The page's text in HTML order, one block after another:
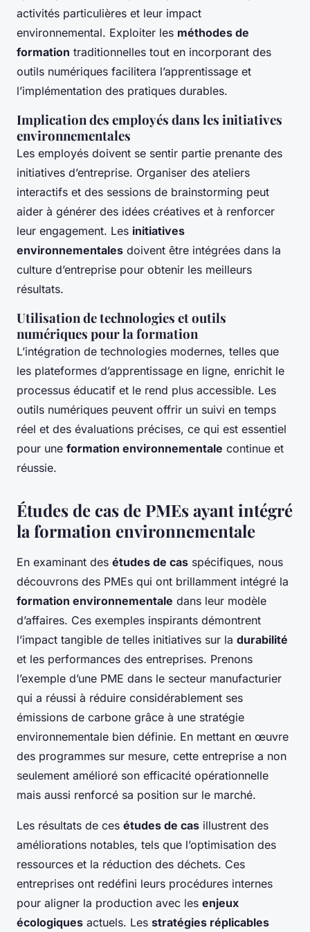
activités particulières et leur impact
environnemental. Exploiter les méthodes de
formation traditionnelles tout en incorporant des
outils numériques facilitera l’apprentissage et
l’implémentation des pratiques durables.
Implication des employés dans les initiatives
environnementales
Les employés doivent se sentir partie prenante des
initiatives d’entreprise. Organiser des ateliers
interactifs et des sessions de brainstorming peut
aider à générer des idées créatives et à renforcer
leur engagement. Les initiatives
environnementales doivent être intégrées dans la
culture d’entreprise pour obtenir les meilleurs
résultats.
Utilisation de technologies et outils
numériques pour la formation
L’intégration de technologies modernes, telles que
les plateformes d’apprentissage en ligne, enrichit le
processus éducatif et le rend plus accessible. Les
outils numériques peuvent offrir un suivi en temps
réel et des évaluations précises, ce qui est essentiel
pour une formation environnementale continue et
réussie.
Études de cas de PMEs ayant intégré
la formation environnementale
En examinant des études de cas spécifiques, nous
découvrons des PMEs qui ont brillamment intégré la
formation environnementale dans leur modèle
d’affaires. Ces exemples inspirants démontrent
l’impact tangible de telles initiatives sur la durabilité
et les performances des entreprises. Prenons
l’exemple d’une PME dans le secteur manufacturier
qui a réussi à réduire considérablement ses
émissions de carbone grâce à une stratégie
environnementale bien définie. En mettant en œuvre
des programmes sur mesure, cette entreprise a non
seulement amélioré son efficacité opérationnelle
mais aussi renforcé sa position sur le marché.
Les résultats de ces études de cas illustrent des
améliorations notables, tels que l’optimisation des
ressources et la réduction des déchets. Ces
entreprises ont redéfini leurs procédures internes
pour aligner la production avec les enjeux
écologiques actuels. Les stratégies réplicables